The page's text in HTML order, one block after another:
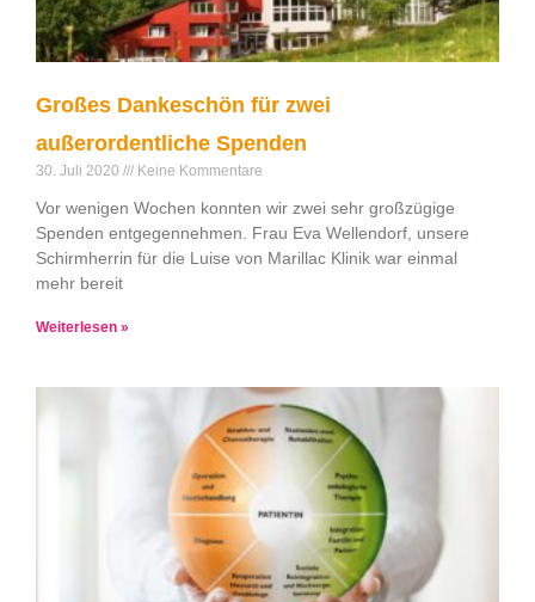
Großes Dankeschön für zwei
außerordentliche Spenden
30. Juli 2020 Keine Kommentare
Vor wenigen Wochen konnten wir zwei sehr großzügige
Spenden entgegennehmen. Frau Eva Wellendorf, unsere
Schirmherrin für die Luise von Marillac Klinik war einmal
mehr bereit
Weiterlesen »